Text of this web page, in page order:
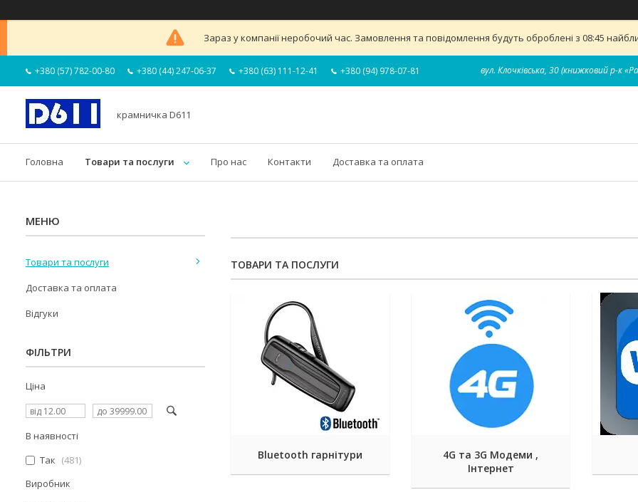
Зараз у компанії неробочий час. Замовлення та повідомлення будуть оброблені з 08:45
+380 (57) 782-00-80 +380 (44) 247-06-37 +380 (63) 111-12-41 +380 (94) 978-07-81 вул. Клочківська, 30 (книжковий р-к
крамничка D611
Головна Товари та послуги Про нас Контакти Доставка та оплата
ТОВАРИ ТА ПОСЛУГИ
Bluetooth гарнітури
4G та 3G Модеми ,
Інтернет
Товари та послуги
Доставка та оплата
Відгуки
ФІЛЬТРИ
Ціна
В наявності
Так
481
Виробник